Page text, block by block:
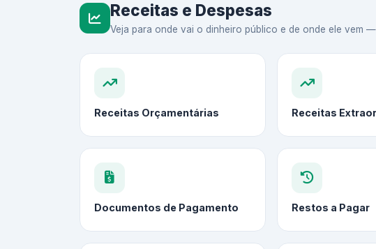
Receitas e Despesas
Veja para onde vai o dinheiro público e de onde ele vem —
Receitas Orçamentárias Receitas
Documentos de Pagamento Restos a Pagar